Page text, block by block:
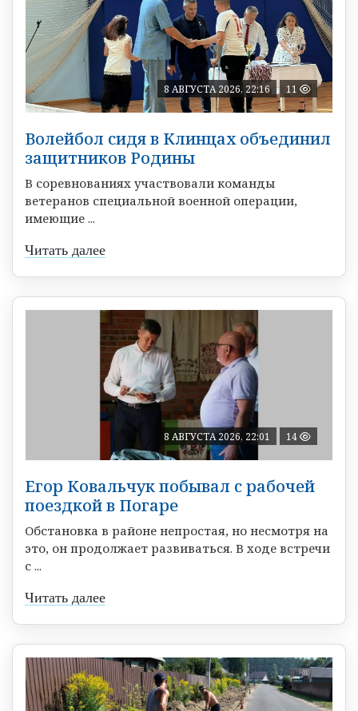
8 АВГУСТА 2026, 22:16 11
Волейбол сидя в Клинцах объединил
защитников Родины
В соревнованиях участвовали команды
ветеранов специальной военной операции,
имеющие ...
Читать далее
8 АВГУСТА 2026, 22:01 14
Егор Ковальчук побывал с рабочей
поездкой в Погаре
Обстановка в районе непростая, но несмотря на
это, он продолжает развиваться. В ходе встречи
с ...
Читать далее